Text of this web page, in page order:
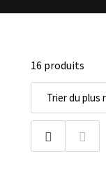
16 produits